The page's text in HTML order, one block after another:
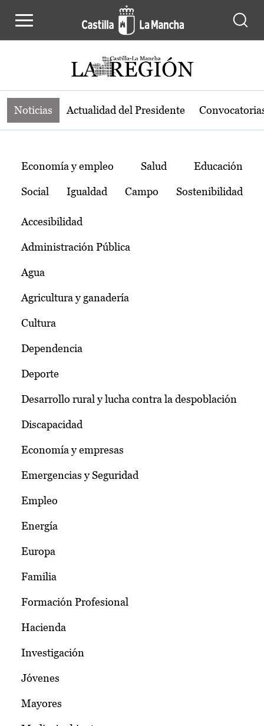
Noticias de la región de Castilla-La
Noticias Actualidad del Presidente
Temas
Economía y empleo Salud Educación
Social Igualdad Campo Sostenibilidad
Accesibilidad
Administración Pública
Agua
Agricultura y ganadería
Cultura
Dependencia
Deporte
Desarrollo rural y lucha contra la despoblación
Discapacidad
Economía y empresas
Emergencias y Seguridad
Empleo
Energía
Europa
Familia
Formación Profesional
Hacienda
Investigación
Jóvenes
Mayores